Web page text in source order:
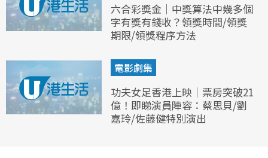
六合彩獎金｜中獎算法中幾多個
字有獎有錢收？領獎時間/領獎
期限/領獎程序方法
電影劇集
功夫女足香港上映｜票房突破21
億！即睇演員陣容：蔡思貝/劉
嘉玲/佐藤健特別演出